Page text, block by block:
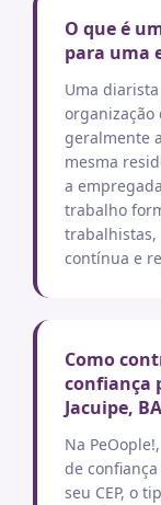
O que é
para uma
Uma
organização
geralmente
mesma
a
trabalho
trabalhistas,
contínua e
Como
confiança
Jacuipe,
Na
de
seu CEP, o